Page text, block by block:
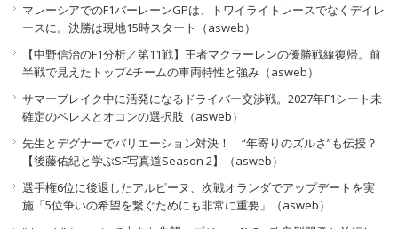
マレーシアでのF1バーレーンGPは、トワイライトレースでなくデイレ
ースに。決勝は現地15時スタート（asweb）
【中野信治のF1分析／第11戦】王者マクラーレンの優勝戦線復帰。前
半戦で見えたトップ4チームの車両特性と強み（asweb）
サマーブレイク中に活発になるドライバー交渉戦。2027年F1シート未
確定のペレスとオコンの選択肢（asweb）
先生とデグナーでバリエーション対決！ “年寄りのズルさ”も伝授？
【後藤佑紀と学ぶSF写真道Season 2】（asweb）
選手権6位に後退したアルピーヌ、次戦オランダでアップデートを実
施「5位争いの希望を繋ぐためにも非常に重要」（asweb）